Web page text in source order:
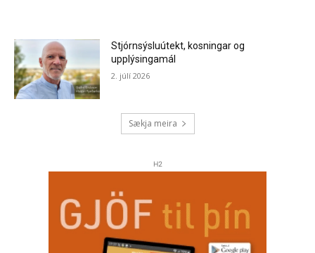
Stjórnsýsluútekt, kosningar og
upplýsingamál
2. júlí 2026
Sækja meira
H2